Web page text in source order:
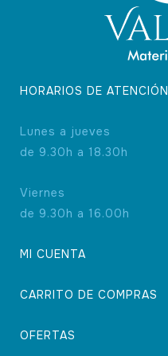
producto
HORARIOS DE ATENCIÓN
Lunes a jueves
de 9.30h a 18.30h
Viernes
de 9.30h a 16.00h
MI CUENTA
CARRITO DE COMPRAS
OFERTAS